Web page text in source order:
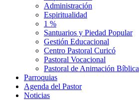
Administración
Espiritualidad
1 %
Santuarios y Piedad Popular
Gestión Educacional
Centro Pastoral Curicó
Pastoral Vocacional
Pastoral de Animación Bíblica
Parroquias
Agenda del Pastor
Noticias